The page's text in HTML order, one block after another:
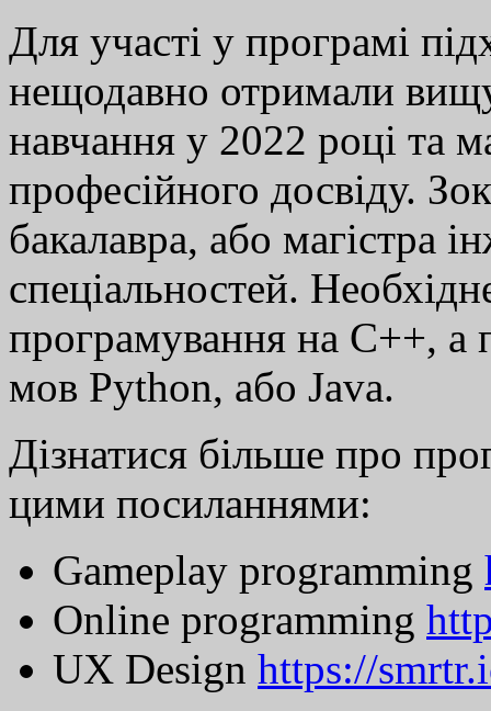
Для участі у програмі
нещодавно отримали
навчання у 2022 році та
професійного досвіду.
бакалавра, або магістра
спеціальностей.
програмування на С++, а
мов Python, або Java.
Дізнатися більше про
цими посиланнями:
Gameplay programming
Online programming
UX Design https://